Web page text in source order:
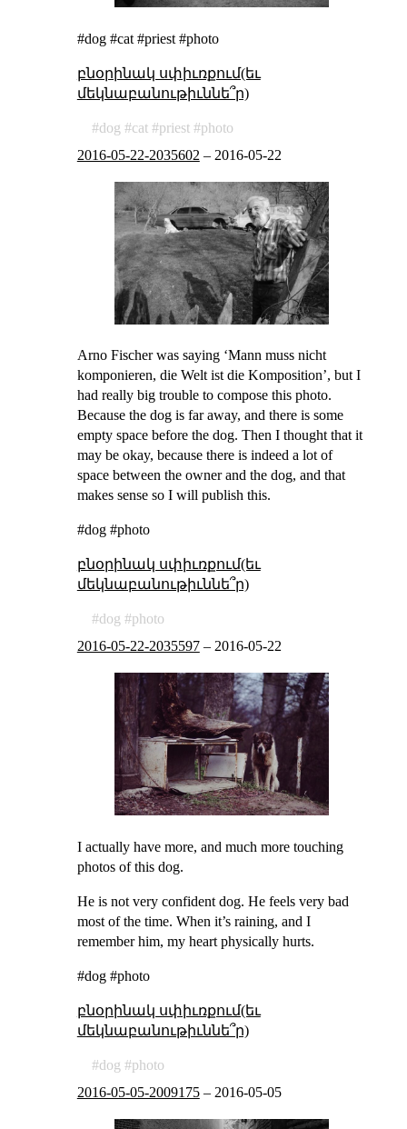
#dog #cat #priest #photo
բնօրինակ սփիւռքում(եւ
մեկնաբանութիւննե՞ր)
dog cat priest
photo
2016-05-22-2035602 – 2016-05-22
Arno Fischer was saying ‘Mann muss nicht
komponieren, die Welt ist die Komposition’, but I
had really big trouble to compose this photo.
Because the dog is far away, and there is some
empty space before the dog. Then I thought that it
may be okay, because there is indeed a lot of
space between the owner and the dog, and that
makes sense so I will publish this.
#dog #photo
բնօրինակ սփիւռքում(եւ
մեկնաբանութիւննե՞ր)
dog
photo
2016-05-22-2035597– 2016-05-22
I actually have more, and much more touching
photos of this dog.
He is not very confident dog. He feels very bad
most of the time. When it’s raining, and I
remember him, my heart physically hurts.
#dog #photo
բնօրինակ սփիւռքում(եւ
մեկնաբանութիւննե՞ր)
dog
photo
2016-05-05-2009175– 2016-05-05